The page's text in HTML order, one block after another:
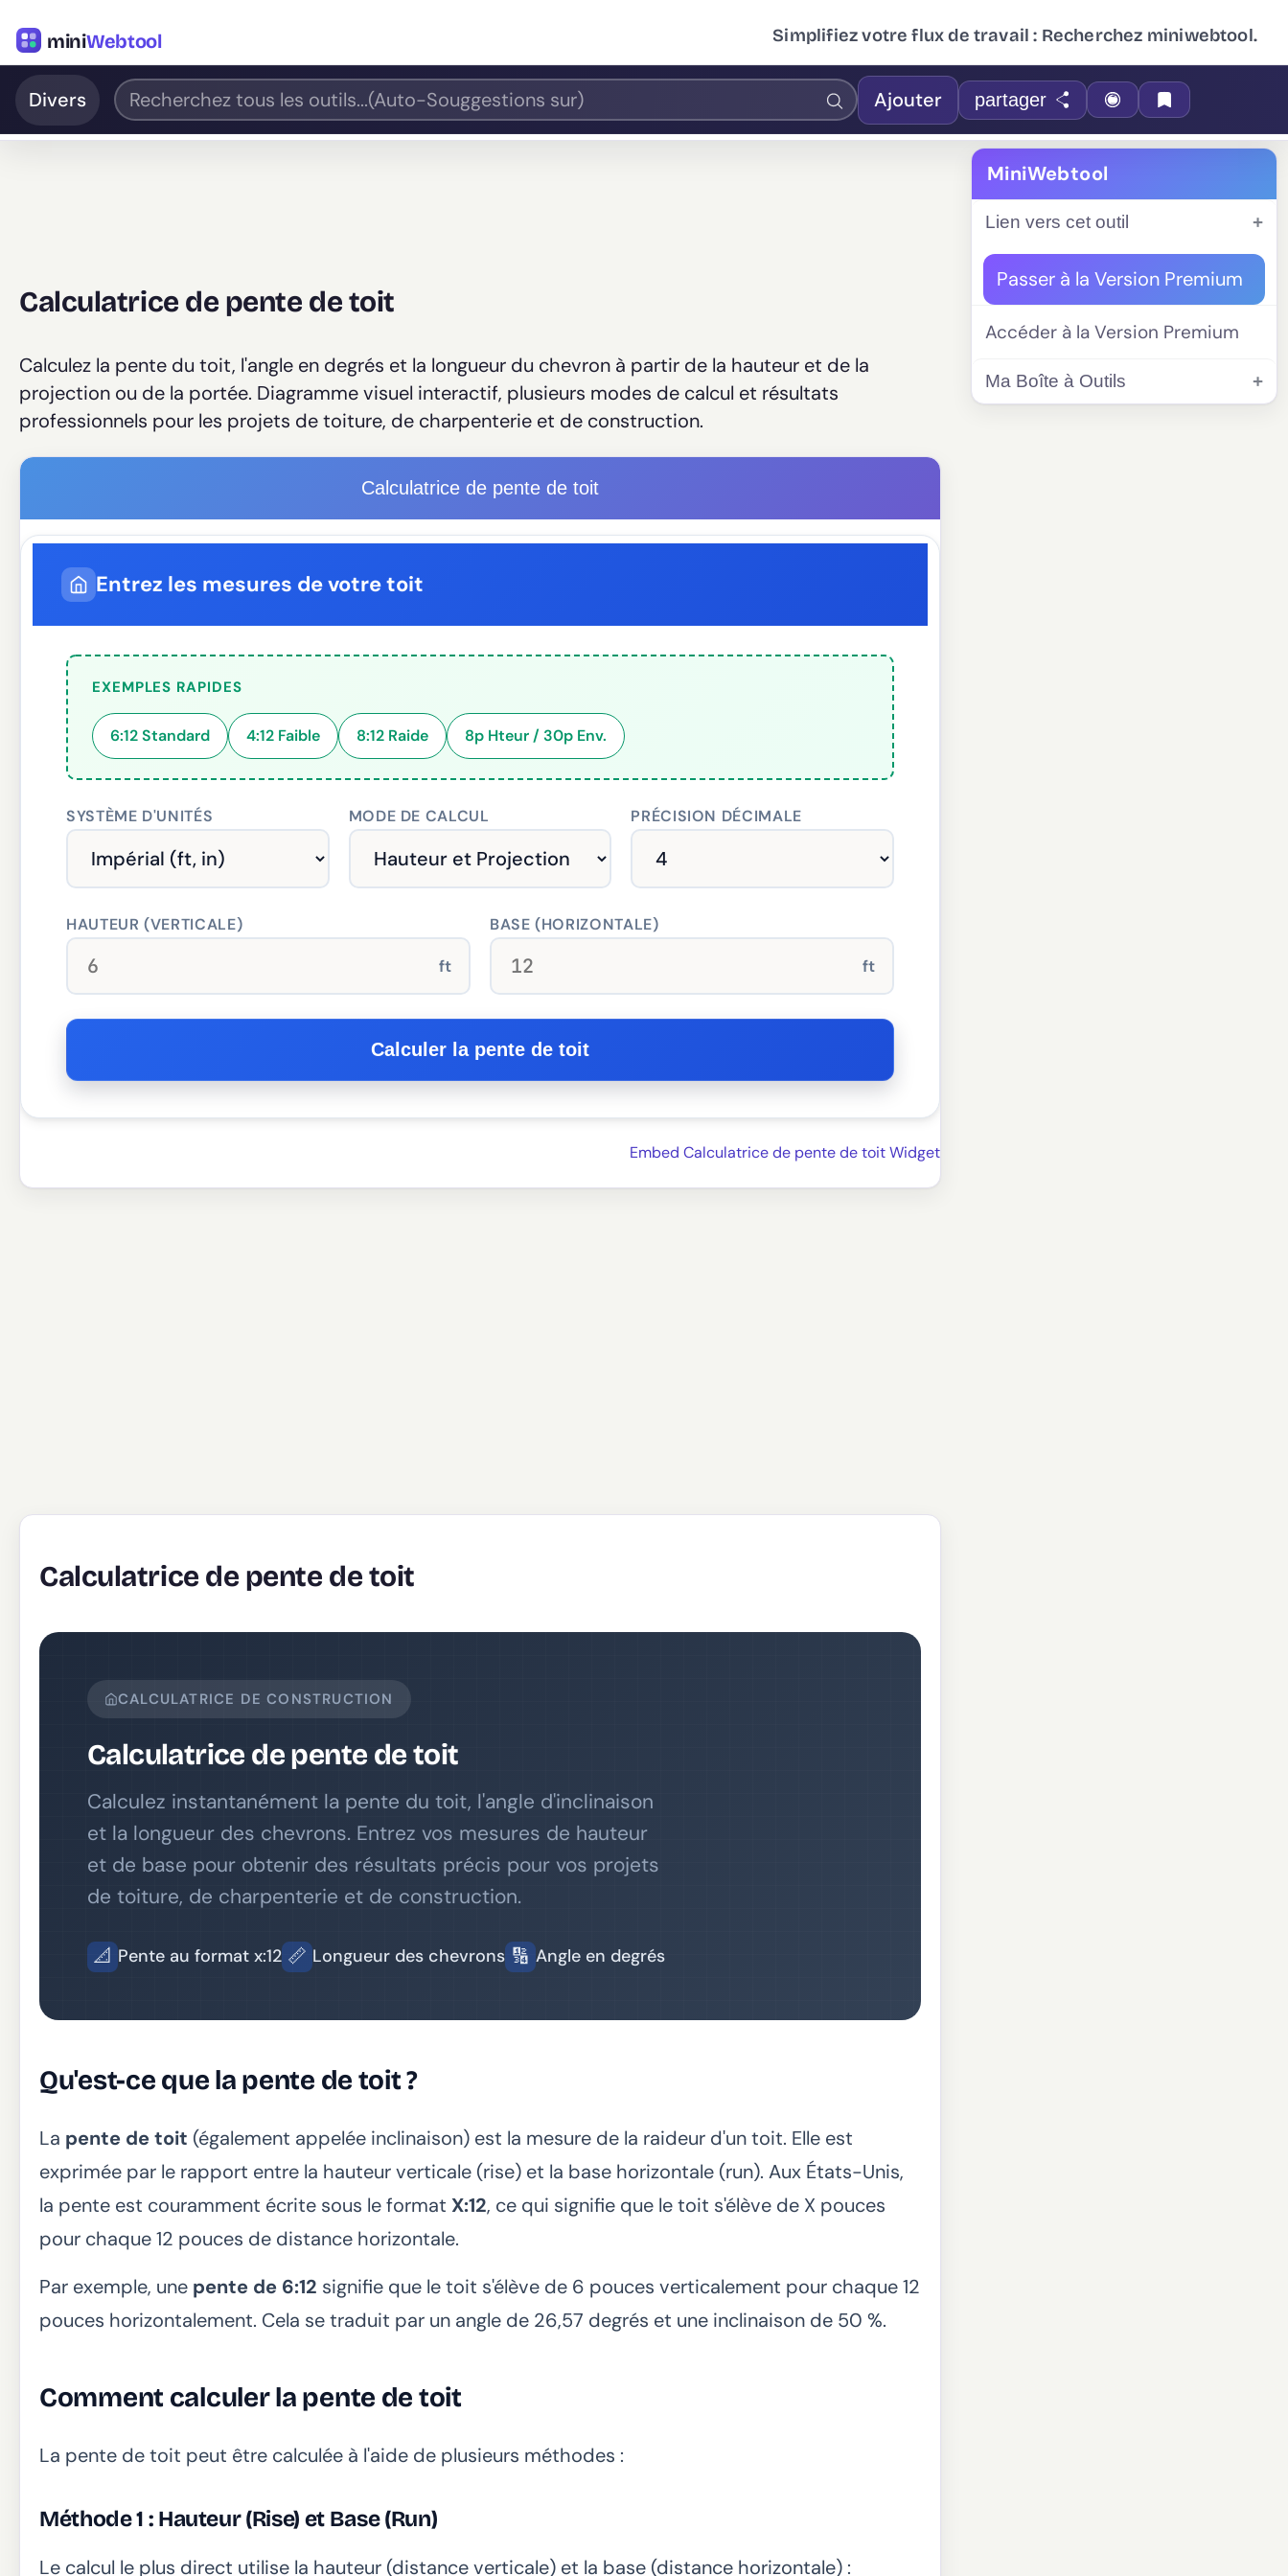
miniWebtool Simplifiez votre flux de travail : Recherchez miniwebtool.
Divers Ajouter partager
Calculatrice de pente de toit
Calculez la pente du toit, l'angle en degrés et la longueur du chevron à partir de la hauteur et de la
projection ou de la portée. Diagramme visuel interactif, plusieurs modes de calcul et résultats
professionnels pour les projets de toiture, de charpenterie et de construction.
Calculatrice de pente de toit
Entrez les mesures de votre toit
EXEMPLES RAPIDES
6:12 Standard 4:12 Faible 8:12 Raide 8p Hteur / 30p Env.
SYSTÈME D'UNITÉS MODE DE CALCUL PRÉCISION DÉCIMALE
HAUTEUR (VERTICALE)
ft
BASE (HORIZONTALE)
ft
Calculer la pente de toit
Embed Calculatrice de pente de toit Widget
Calculatrice de pente de toit
CALCULATRICE DE CONSTRUCTION
Calculatrice de pente de toit
Calculez instantanément la pente du toit, l'angle d'inclinaison
et la longueur des chevrons. Entrez vos mesures de hauteur
et de base pour obtenir des résultats précis pour vos projets
de toiture, de charpenterie et de construction.
📐 Pente au format x:12 📏 Longueur des chevrons 🔢 Angle en degrés
Qu'est-ce que la pente de toit ?
La pente de toit (également appelée inclinaison) est la mesure de la raideur d'un toit. Elle est
exprimée par le rapport entre la hauteur verticale (rise) et la base horizontale (run). Aux États-Unis,
la pente est couramment écrite sous le format X:12, ce qui signifie que le toit s'élève de X pouces
pour chaque 12 pouces de distance horizontale.
Par exemple, une pente de 6:12 signifie que le toit s'élève de 6 pouces verticalement pour chaque 12
pouces horizontalement. Cela se traduit par un angle de 26,57 degrés et une inclinaison de 50 %.
Comment calculer la pente de toit
La pente de toit peut être calculée à l'aide de plusieurs méthodes :
Méthode 1 : Hauteur (Rise) et Base (Run)
Le calcul le plus direct utilise la hauteur (distance verticale) et la base (distance horizontale) :
MiniWebtool
Lien vers cet outil
Passer à la Version Premium
Accéder à la Version Premium
Ma Boîte à Outils